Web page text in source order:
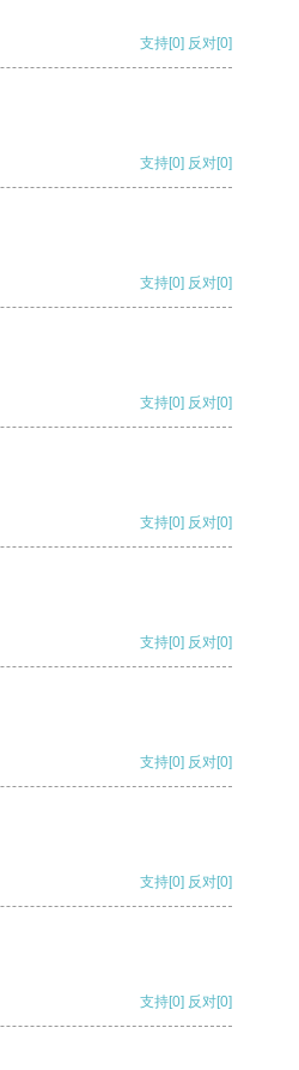
支持[0] 反对[0]
支持[0] 反对[0]
支持[0] 反对[0]
支持[0] 反对[0]
支持[0] 反对[0]
支持[0] 反对[0]
支持[0] 反对[0]
支持[0] 反对[0]
支持[0] 反对[0]